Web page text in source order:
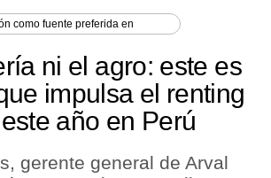
como fuente preferida en
ni el agro: este es
impulsa el renting
año en Perú
gerente general de Arval